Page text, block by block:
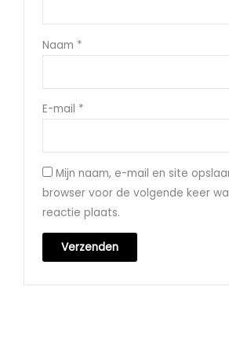
Naam *
E-mail *
Mijn naam, e-mail en site
browser voor de volgende keer
reactie plaats.